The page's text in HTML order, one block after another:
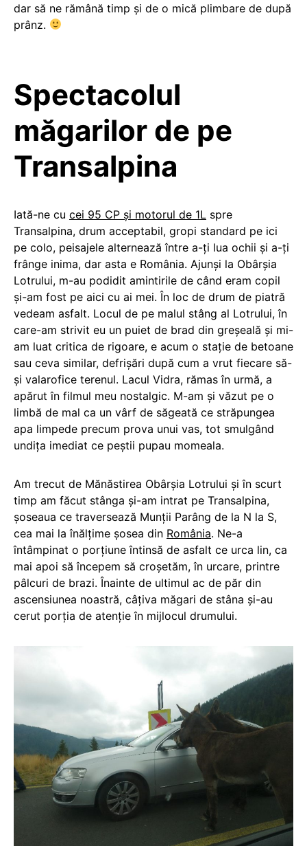
dar să ne rămână timp și de o mică plimbare de după
prânz.
Spectacolul
măgarilor de pe
Transalpina
Iată-ne cu cei 95 CP și motorul de 1L spre
Transalpina, drum acceptabil, gropi standard pe ici
pe colo, peisajele alternează între a-ți lua ochii și a-ți
frânge inima, dar asta e România. Ajunși la Obârșia
Lotrului, m-au podidit amintirile de când eram copil
și-am fost pe aici cu ai mei. În loc de drum de piatră
vedeam asfalt. Locul de pe malul stâng al Lotrului, în
care-am strivit eu un puiet de brad din greșeală și mi-
am luat critica de rigoare, e acum o stație de betoane
sau ceva similar, defrișări după cum a vrut fiecare să-
și valarofice terenul. Lacul Vidra, rămas în urmă, a
apărut în filmul meu nostalgic. M-am și văzut pe o
limbă de mal ca un vârf de săgeată ce străpungea
apa limpede precum prova unui vas, tot smulgând
undița imediat ce peștii pupau momeala.
Am trecut de Mănăstirea Obârșia Lotrului și în scurt
timp am făcut stânga și-am intrat pe Transalpina,
șoseaua ce traversează Munții Parâng de la N la S,
cea mai la înălțime șosea din România. Ne-a
întâmpinat o porțiune întinsă de asfalt ce urca lin, ca
mai apoi să începem să croșetăm, în urcare, printre
pâlcuri de brazi. Înainte de ultimul ac de păr din
ascensiunea noastră, câțiva măgari de stâna și-au
cerut porția de atenție în mijlocul drumului.